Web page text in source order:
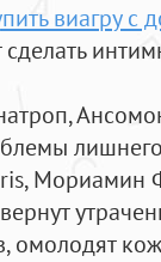
виагру с
Мориамин
омолодят